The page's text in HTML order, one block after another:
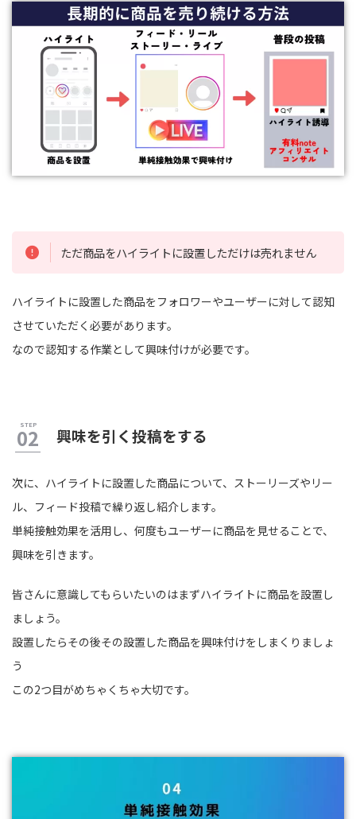
ただ商品をハイライトに設置しただけは売れません
ハイライトに設置した商品をフォロワーやユーザーに対して認知
させていただく必要があります。
なので認知する作業として興味付けが必要です。
興味を引く投稿をする
次に、ハイライトに設置した商品について、ストーリーズやリー
ル、フィード投稿で繰り返し紹介します。
単純接触効果を活用し、何度もユーザーに商品を見せることで、
興味を引きます。
皆さんに意識してもらいたいのはまずハイライトに商品を設置し
ましょう。
設置したらその後その設置した商品を興味付けをしまくりましょ
う
この2つ目がめちゃくちゃ大切です。